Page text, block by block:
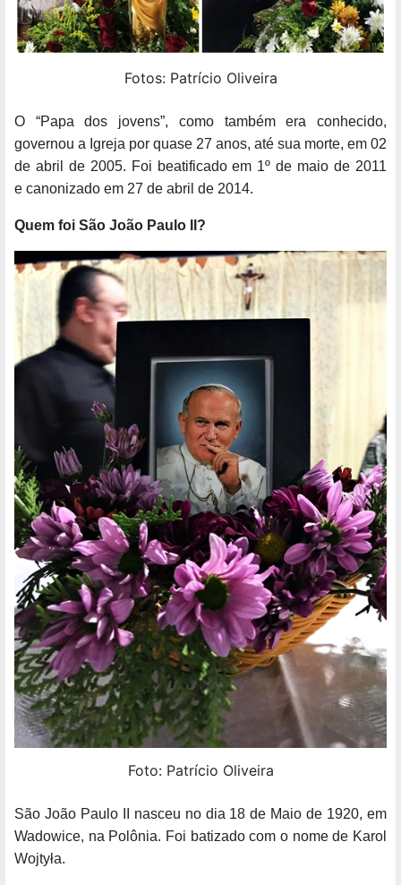
Fotos: Patrício Oliveira
O “Papa dos jovens”, como também era conhecido,
governou a Igreja por quase 27 anos, até sua morte, em 02
de abril de 2005. Foi beatificado em 1º de maio de 2011
e canonizado em 27 de abril de 2014.
Quem foi São João Paulo II?
Foto: Patrício Oliveira
São João Paulo II nasceu no dia 18 de Maio de 1920, em
Wadowice, na Polônia. Foi batizado com o nome de Karol
Wojtyła.